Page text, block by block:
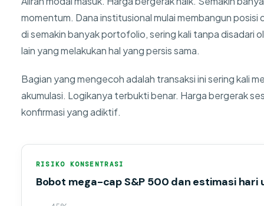
momentum. Dana institusional mulai membangun posisi
di semakin banyak portofolio, sering kali tanpa disadari
lain yang melakukan hal yang persis sama.
Bagian yang mengecoh adalah transaksi ini sering kali
akumulasi. Logikanya terbukti benar. Harga bergerak
konfirmasi yang adiktif.
RISIKO KONSENTRASI
Bobot mega-cap S&P 500 dan estimasi hari